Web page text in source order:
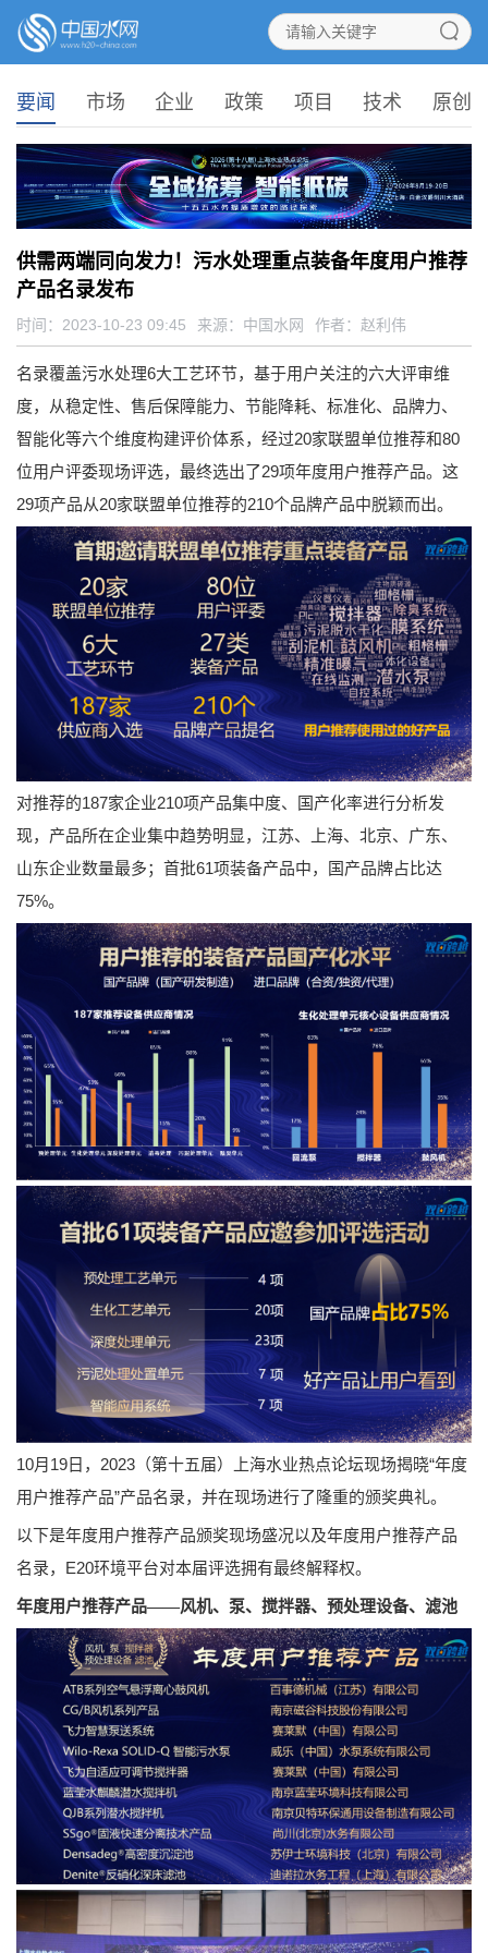
要闻 市场 企业 政策 项目 技术 原创
供需两端同向发力！污水处理重点装备年度用户推荐
产品名录发布
时间：2023-10-23 09:45 来源： 中国水网 作者：赵利伟
名录覆盖污水处理6大工艺环节，基于用户关注的六大评审维
度，从稳定性、售后保障能力、节能降耗、标准化、品牌力、
智能化等六个维度构建评价体系，经过20家联盟单位推荐和80
位用户评委现场评选，最终选出了29项年度用户推荐产品。这
29项产品从20家联盟单位推荐的210个品牌产品中脱颖而出。
对推荐的187家企业210项产品集中度、国产化率进行分析发
现，产品所在企业集中趋势明显，江苏、上海、北京、广东、
山东企业数量最多；首批61项装备产品中，国产品牌占比达
75%。
10月19日，2023（第十五届）上海水业热点论坛现场揭晓“年度
用户推荐产品”产品名录，并在现场进行了隆重的颁奖典礼。
以下是年度用户推荐产品颁奖现场盛况以及年度用户推荐产品
名录，E20环境平台对本届评选拥有最终解释权。
年度用户推荐产品——风机、泵、搅拌器、预处理设备、滤池